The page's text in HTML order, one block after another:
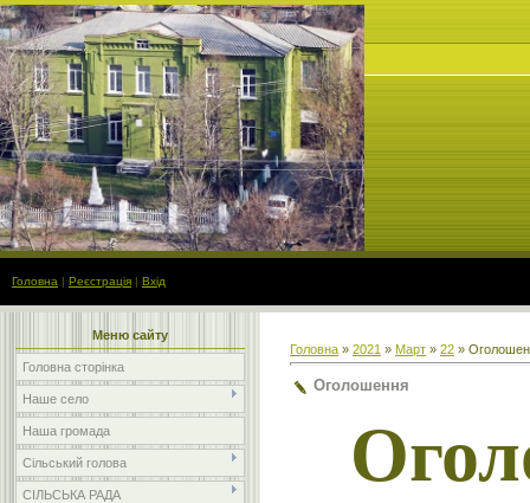
Головна | Реєстрація | Вхід
Меню сайту
Головна сторінка
Наше село
Наша громада
Сільський голова
СІЛЬСЬКА РАДА
Головна » 2021 » Март » 22 »
Оголошення